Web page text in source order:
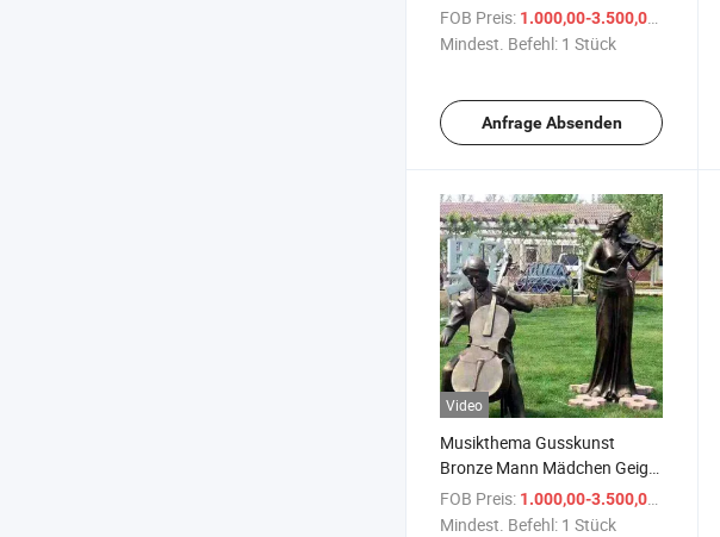
FOB Preis: 1.000,00-3.500,00 $
Mindest. Befehl: 1 Stück
Anfrage Absenden
Video
Musikthema Gusskunst
Bronze Mann Mädchen Geige
spielende Skulptur
FOB Preis: 1.000,00-3.500,00 $
Mindest. Befehl: 1 Stück